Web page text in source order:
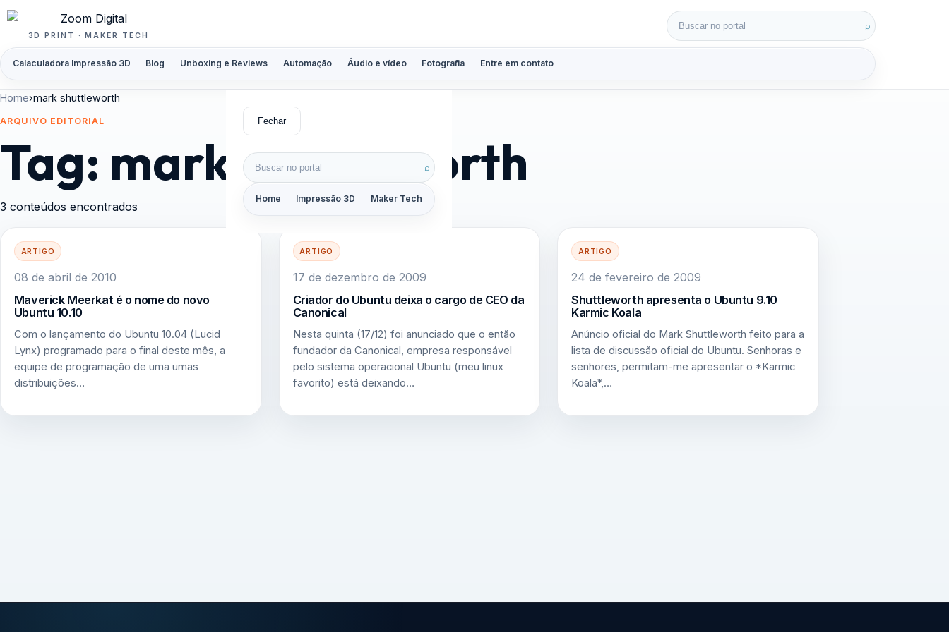
Pular para o conteúdo
3D PRINT · MAKER TECH
Calaculadora Impressão 3D Blog Unboxing e Reviews Automação Áudio e vídeo Fotografia Entre em contato
Buscar por: ⌕
Fechar
Buscar por: ⌕
Home Impressão 3D Maker Tech
Home›mark shuttleworth
ARQUIVO EDITORIAL
Tag: mark shuttleworth
3 conteúdos encontrados
ARTIGO
08 de abril de 2010
Maverick Meerkat é o nome do novo
Ubuntu 10.10
Com o lançamento do Ubuntu 10.04 (Lucid
Lynx) programado para o final deste mês, a
equipe de programação de uma umas
distribuições…
ARTIGO
17 de dezembro de 2009
Criador do Ubuntu deixa o cargo de CEO da
Canonical
Nesta quinta (17/12) foi anunciado que o então
fundador da Canonical, empresa responsável
pelo sistema operacional Ubuntu (meu linux
favorito) está deixando…
ARTIGO
24 de fevereiro de 2009
Shuttleworth apresenta o Ubuntu 9.10
Karmic Koala
Anúncio oficial do Mark Shuttleworth feito para a
lista de discussão oficial do Ubuntu. Senhoras e
senhores, permitam-me apresentar o *Karmic
Koala*,…